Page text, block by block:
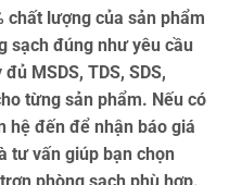
chất lượng của sản phẩm
sạch đúng như yêu cầu
MSDS, TDS, SDS,
từng sản phẩm. Nếu có
hệ đến để nhận báo giá
tư vấn giúp bạn chọn